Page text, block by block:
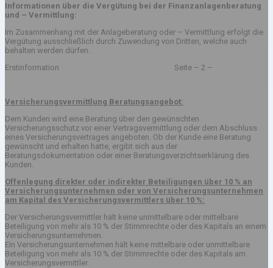
Informationen über die Vergütung bei der Finanzanlagenberatung
und – Vermittlung:
Im Zusammenhang mit der Anlageberatung oder – Vermittlung erfolgt die
Vergütung ausschließlich durch Zuwendung von Dritten, welche auch
behalten werden dürfen.
Erstinformation Seite – 2 –
Versicherungsvermittlung Beratungsangebot:
Dem Kunden wird eine Beratung über den gewünschten
Versicherungsschutz vor einer Vertragsvermittlung oder dem Abschluss
eines Versicherungsvertrages angeboten. Ob der Kunde eine Beratung
gewünscht und erhalten hatte, ergibt sich aus der
Beratungsdokumentation oder einer Beratungsverzichtserklärung des
Kunden.
Offenlegung direkter oder indirekter Beteiligungen über 10 % an
Versicherungsunternehmen oder von Versicherungsunternehmen
am Kapital des Versicherungsvermittlers über 10 %:
Der Versicherungsvermittler hält keine unmittelbare oder mittelbare
Beteiligung von mehr als 10 % der Stimmrechte oder des Kapitals an einem
Versicherungsunternehmen.
Ein Versicherungsunternehmen hält keine mittelbare oder unmittelbare
Beteiligung von mehr als 10 % der Stimmrechte oder des Kapitals am
Versicherungsvermittler.